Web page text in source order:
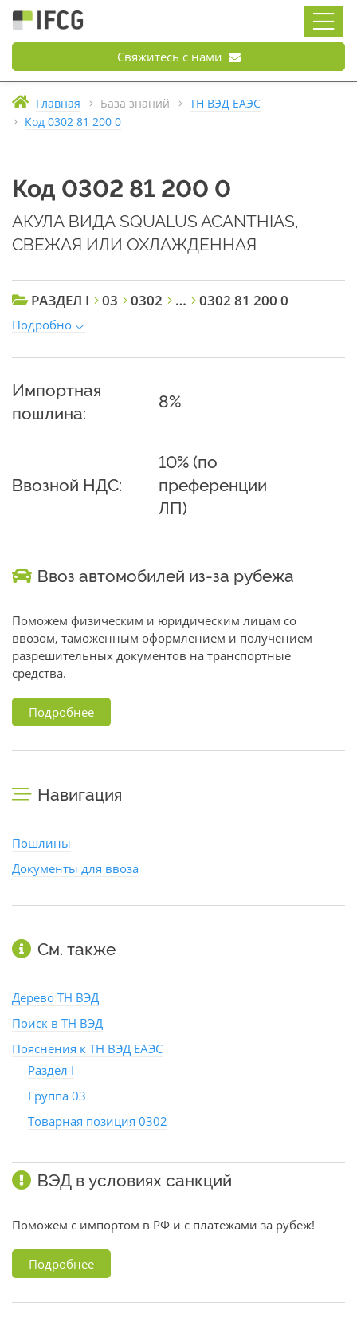
Свяжитесь с нами
Главная База знаний
ТН ВЭД ЕАЭС
Код 0302 81 200 0
Код 0302 81 200 0
АКУЛА ВИДА SQUALUS ACANTHIAS,
СВЕЖАЯ ИЛИ ОХЛАЖДЕННАЯ
РАЗДЕЛ I 03 0302 … 0302 81 200 0
Подробно
Импортная
пошлина:
8%
Ввозной НДС:
10% (по
преференции
ЛП)
Ввоз автомобилей из-за рубежа
Поможем физическим и юридическим лицам со
ввозом, таможенным оформлением и получением
разрешительных документов на транспортные
средства.
Подробнее
Навигация
Пошлины
Документы для ввоза
См. также
Дерево ТН ВЭД
Поиск в ТН ВЭД
Пояснения к ТН ВЭД ЕАЭС
Раздел I
Группа 03
Товарная позиция 0302
ВЭД в условиях санкций
Поможем с импортом в РФ и с платежами за рубеж!
Подробнее